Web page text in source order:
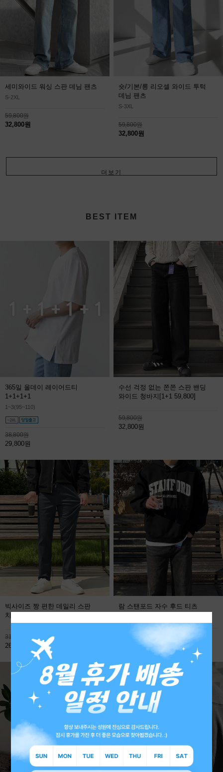
세미와이드 워싱 스판 데님 팬츠
S-2XL
59,800원
32,800원
숏/기본/롱 리오셀 와이드 투턱
데님 팬츠
S-3XL
59,800원
32,800원
BEST ITEM
365일 올데이 레이어드티
1+1+1+1
1~3(95~110)
38,800원
29,800원
수선 걱정 없는 쫀쫀 스판 밴딩
와이드 청바지 [1+1 59,800]
59,800원
32,800원
빅사이즈 짱 편한 데일리 스판
치노팬츠
31,900원
26,800원
람 스탠포드 자수 후드 티츠
59,800원